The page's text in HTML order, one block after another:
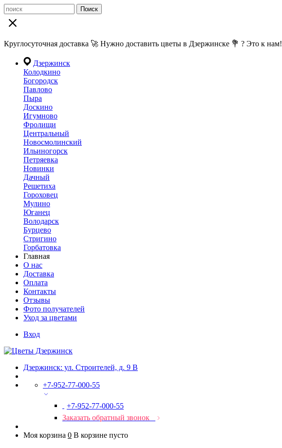
Поиск
Круглосуточная доставка 🚀 Нужно доставить цветы в Дзержинске 💐 ? Это к нам!
Дзержинск
Колодкино
Богородск
Павлово
Пыра
Доскино
Игумново
Фролищи
Центральный
Новосмолинский
Ильиногорск
Петряевка
Новинки
Дачный
Решетиха
Гороховец
Мулино
Юганец
Володарск
Бурцево
Стригино
Горбатовка
Главная
О нас
Доставка
Оплата
Контакты
Отзывы
Фото получателей
Уход за цветами
Вход
Дзержинск: ул. Строителей, д. 9 В
+7-952-77-000-55
+7-952-77-000-55
Заказать обратный звонок
Моя корзина 0 В корзине пусто